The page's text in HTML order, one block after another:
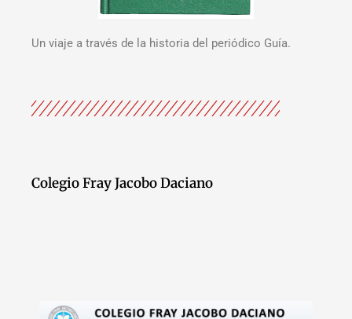
Un viaje a través de la historia del periódico Guía.
Colegio Fray Jacobo Daciano